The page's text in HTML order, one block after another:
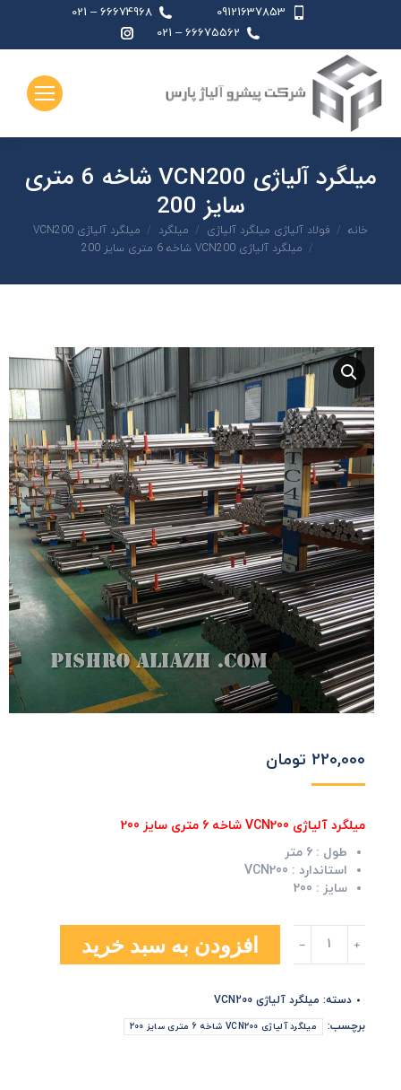
09121637853
66674968 – 021
66675562 – 021
page
میلگرد آلیاژی VCN200 شاخه 6 متری
سایز 200
شما اینجا هستید:
خانه فولاد آلیاژی میلگرد آلیاژی میلگرد
میلگرد آلیاژی VCN200
میلگرد آلیاژی VCN200 شاخه 6 متری سایز 200
220,000 تومان
میلگرد آلیاژی VCN200 شاخه 6 متری سایز 200
طول : 6 متر
استاندارد : VCN200
سایز : 200
آلیاژی
VCN200
6
متری
سایز
افزودن به سبد خرید
دسته: میلگرد آلیاژی VCN200
برچسب:
میلگرد آلیاژی VCN200 شاخه 6 متری سایز 200